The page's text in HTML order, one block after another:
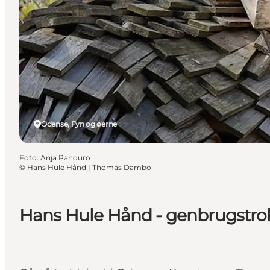
Hans Hule Hånd -
Odense, Fyn og øerne
Foto: Anja Panduro
© Hans Hule Hånd | Thomas Dambo